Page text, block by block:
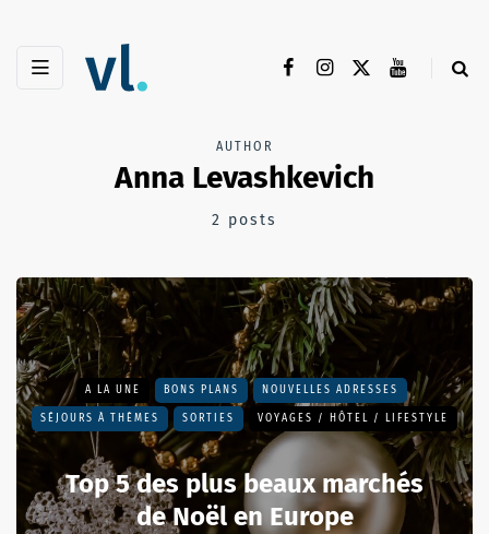
AUTHOR
Anna Levashkevich
2 posts
A LA UNE BONS PLANS NOUVELLES ADRESSES
SÉJOURS À THÈMES SORTIES VOYAGES / HÔTEL / LIFESTYLE
Top 5 des plus beaux marchés
de Noël en Europe